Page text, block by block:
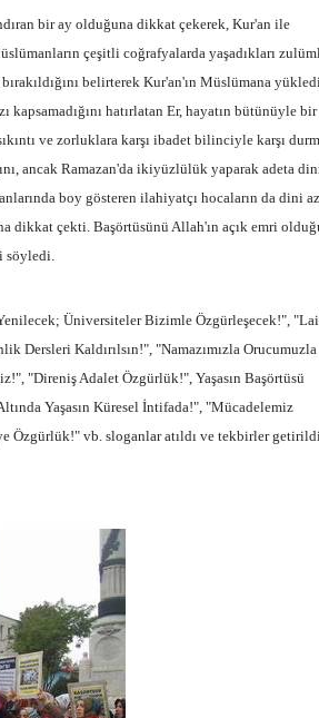
bir ay olduğuna dikkat çekerek, Kur'an ile
çeşitli coğrafyalarda yaşadıkları
belirterek Kur'an'ın Müslümana
hatırlatan Er, hayatın bütünüyle bir
ve zorluklara karşı ibadet bilinciyle karşı
ancak Ramazan'da ikiyüzlülük yaparak adeta
boy gösteren ilahiyatçı hocaların da dini
dikkat çekti. Başörtüsünü Allah'ın açık emri
söyledi.
Üniversiteler Bizimle Özgürleşecek!",
Dersleri Kaldırılsın!", "Namazımızla Orucumuzla
!", "Direniş Adalet Özgürlük!", Yaşasın Başörtüsü
Yaşasın Küresel İntifada!", "Mücadelemiz
Özgürlük!" vb. sloganlar atıldı ve tekbirler